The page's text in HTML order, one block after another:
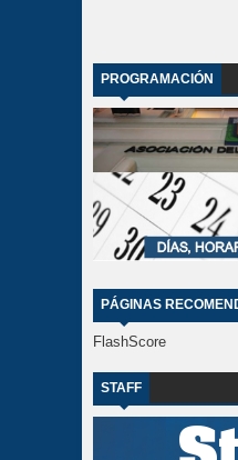
PROGRAMACIÓN
PÁGINAS
FlashScore
STAFF